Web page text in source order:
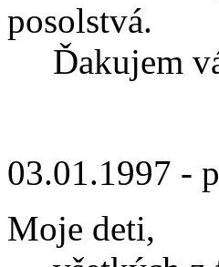
posolstvá.
Ďakujem
03.01.1997 -
Moje deti,